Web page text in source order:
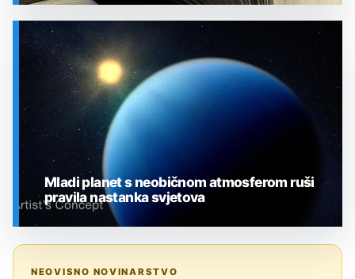
SVEMIR
Mladi planet s neobičnom atmosferom ruši
pravila nastanka svjetova
NEOVISNO NOVINARSTVO